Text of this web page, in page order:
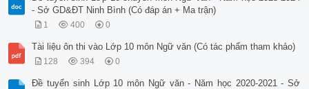
- Sở GD&ĐT Ninh Bình (Có đáp án + Ma trận)
1 400 0
Tài liệu ôn thi vào Lớp 10 môn Ngữ văn (Có tác phẩm tham khảo)
128 394 0
Đề tuyển sinh Lớp 10 môn Ngữ văn - Năm học 2020-2021 - Sở